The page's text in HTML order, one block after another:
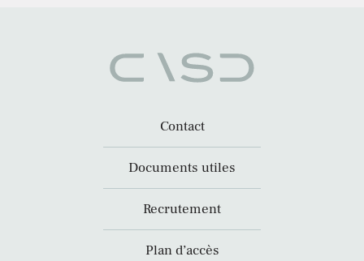
Contact
Documents utiles
Recrutement
Plan d’accès